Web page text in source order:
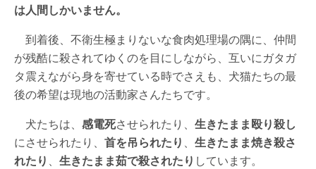
は人間しかいません。
到着後、不衛生極まりないな食肉処理場の隅に、仲間
が残酷に殺されてゆくのを目にしながら、互いにガタガ
タ震えながら身を寄せている時でさえも、犬猫たちの最
後の希望は現地の活動家さんたちです。
犬たちは、 感電死させられたり、 生きたまま殴り殺し
にさせられたり、 首を吊られたり 、 生きたまま焼き殺さ
れたり 、 生きたまま茹で殺されたり しています。